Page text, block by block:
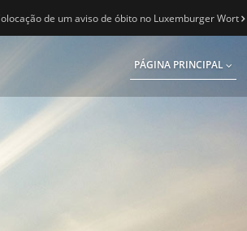
de um aviso de óbito no Luxemburger Wort
PÁGINA PRINCIPAL